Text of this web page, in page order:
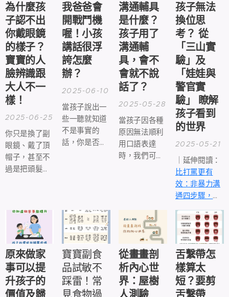
味」深深吸
引。
為什麼孩
子認不出
你戴眼鏡
的樣子？
寶寶的人
臉辨識跟
大人不一
樣！
2025-06-25
你只是換了副
眼鏡、戴了頂
帽子，甚至不
過是把頭髮綁
不敢靠近，甚
至排斥你抱。
我爸爸會
開戰鬥機
喔！小孩
講話很浮
誇怎麼
辦？
2025-06-10
當孩子說出一
些一聽就知道
不是事實的
話，你是否也
想裡呢？
溝通輔具
是什麼？
孩子用了
溝通輔
具，會不
會就不說
話了？
2025-05-28
當孩子因各種
原因無法順利
用口語表達
時，我們可以
Communication，
簡稱 AAC）來
協助他們與他
人溝通。
孩子無法
換位思
考？ 從
「三山實
驗」及
「娃娃與
警官實
驗」 瞭解
孩子看到
的世界
2025-05-21
｜延伸閱讀：
比打罵更有
效：非暴力溝
通四步驟，教
說話
原來做家
事可以提
升孩子的
寶寶副食
品試敏不
踩雷！常
從畫畫剖
析內心世
界：屋樹
舌繫帶怎
樣算太
短？要剪